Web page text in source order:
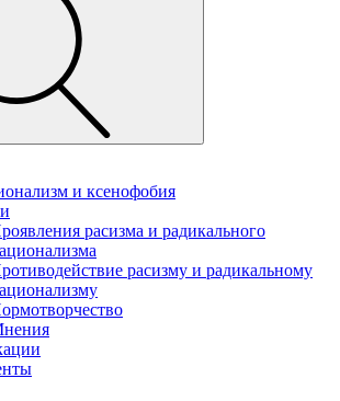
и ксенофобия
расизма и радикального
расизму и радикальному